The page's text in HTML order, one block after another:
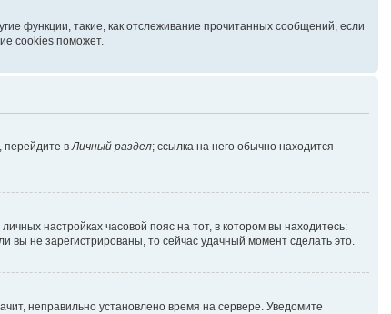
функции, такие, как отслеживание прочитанных сообщений, если
cookies поможет.
перейдите вЛичный раздел; ссылка на него обычно находится
настройках часовой пояс на тот, в котором вы находитесь:
вы не зарегистрированы, то сейчас удачный момент сделать это.
неправильно установлено время на сервере. Уведомите